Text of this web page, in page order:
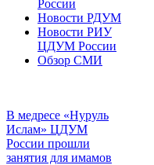
России
Новости РДУМ
Новости РИУ
ЦДУМ России
Обзор СМИ
В медресе «Нуруль
Ислам» ЦДУМ
России прошли
занятия для имамов